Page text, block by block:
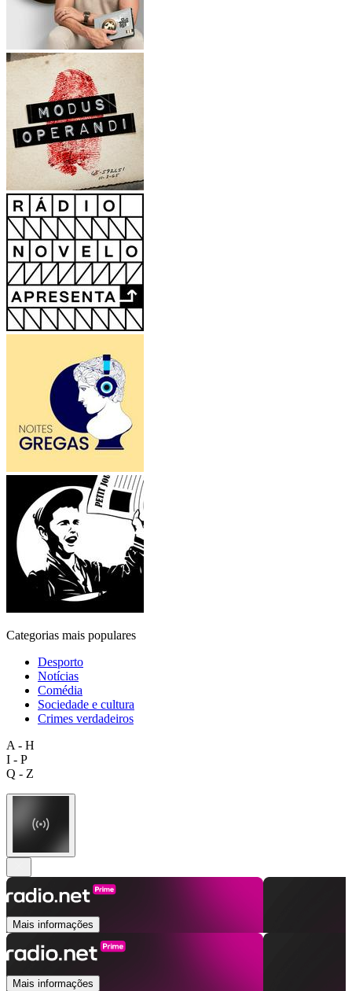
Categorias mais populares
Desporto
Notícias
Comédia
Sociedade e cultura
Crimes verdadeiros
A - H
I - P
Q - Z
Mais informações
Mais informações